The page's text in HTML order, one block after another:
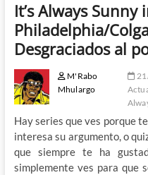
It’s Always Sunny
Philadelphia/
Desgraciados al
M'Rabo
Mhulargo
Hay series que ves porque
interesa su argumento, o
que siempre te ha
simplemente ves para que